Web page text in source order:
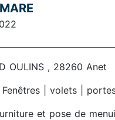
OULINS , 28260 Anet
Fenêtres | volets |
et pose de